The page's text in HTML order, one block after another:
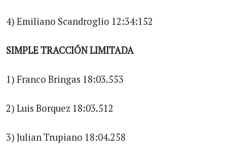
4) Emiliano Scandroglio 12:34:152
SIMPLE TRACCIÓN LIMITADA
1) Franco Bringas 18:03.553
2) Luis Borquez 18:03.512
3) Julian Trupiano 18:04.258